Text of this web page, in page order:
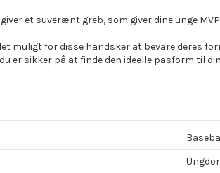
giver et suverænt greb, som giver dine unge
det muligt for disse handsker at bevare deres
er sikker på at finde den ideelle pasform til